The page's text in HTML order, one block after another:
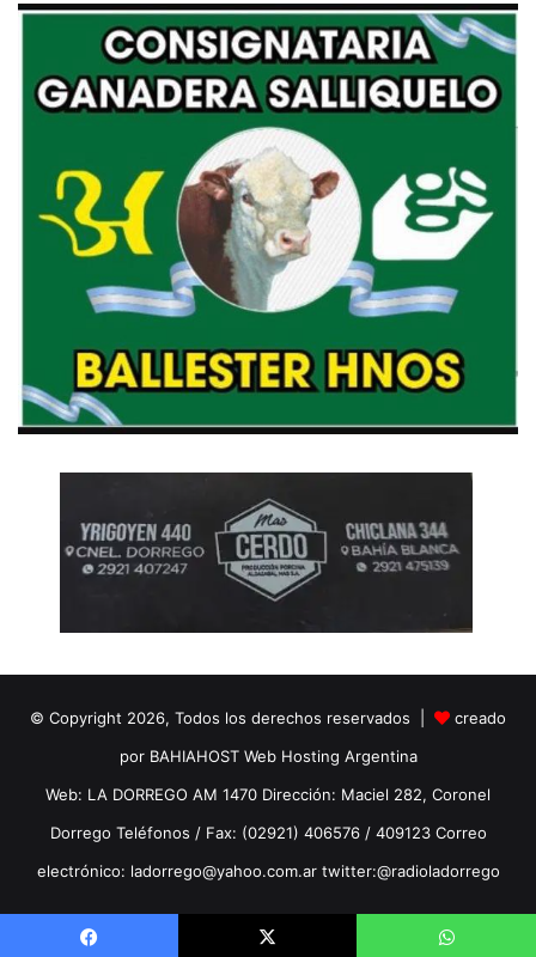
© Copyright 2026, Todos los derechos reservados |
creado
por BAHIAHOST Web Hosting Argentina
Web: LA DORREGO AM 1470 Dirección: Maciel 282, Coronel
Dorrego Teléfonos / Fax: (02921) 406576 / 409123 Correo
electrónico: ladorrego@yahoo.com.ar twitter:@radioladorrego